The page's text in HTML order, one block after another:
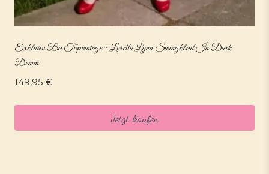
Exklusiv Bei Topvintage ~ Loretta Lynn Swingkleid In Dark
Denim
149,95 €
Jetzt kaufen